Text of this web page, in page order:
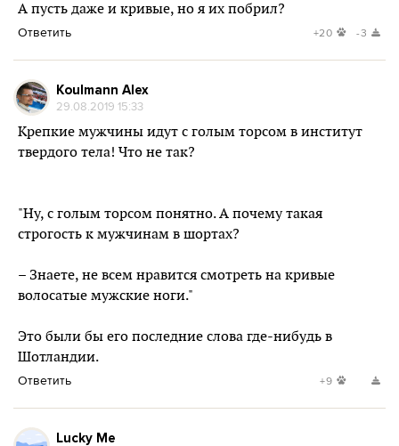
А пусть даже и кривые, но я их побрил?
Ответить +20 -3
Koulmann Alex
29.08.2019 15:33
Крепкие мужчины идут с голым торсом в институт
твердого тела! Что не так?
"Ну, с голым торсом понятно. А почему такая
строгость к мужчинам в шортах?
– Знаете, не всем нравится смотреть на кривые
волосатые мужские ноги."
Это были бы его последние слова где-нибудь в
Шотландии.
Ответить +9
Lucky Me